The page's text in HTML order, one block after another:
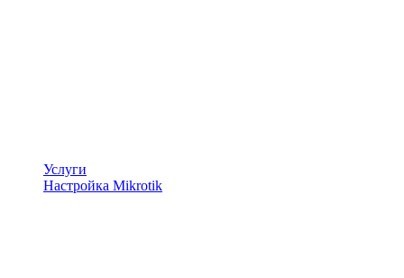
Услуги
Настройка Mikrotik